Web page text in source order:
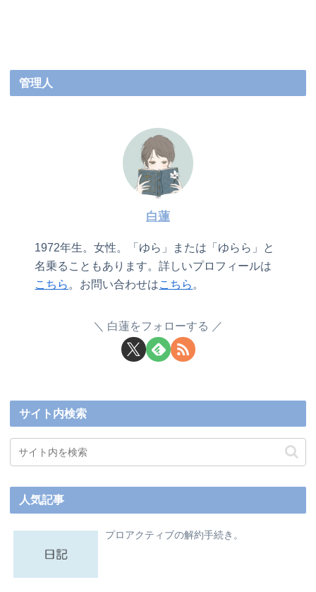
管理人
白蓮
1972年生。女性。「ゆら」または「ゆらら」と
名乗ることもあります。詳しいプロフィールは
こちら。お問い合わせはこちら。
白蓮をフォローする
サイト内検索
人気記事
プロアクティブの解約手続き。